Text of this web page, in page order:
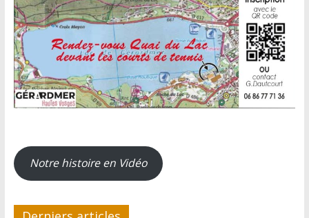
Notre histoire en Vidéo